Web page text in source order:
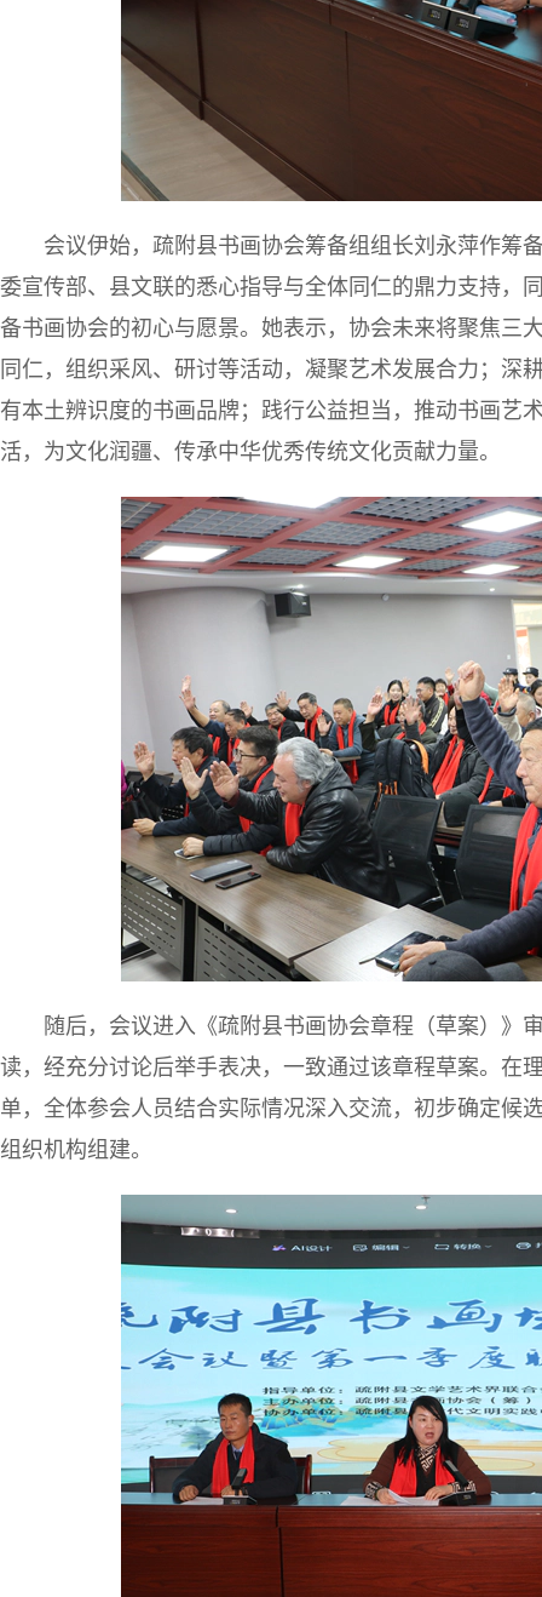
会议伊始，疏附县书画协会筹备组组长刘永萍作筹
委宣传部、县文联的悉心指导与全体同仁的鼎力支持，
备书画协会的初心与愿景。她表示，协会未来将聚焦三
同仁，组织采风、研讨等活动，凝聚艺术发展合力；深
有本土辨识度的书画品牌；践行公益担当，推动书画艺
活，为文化润疆、传承中华优秀传统文化贡献力量。
随后，会议进入《疏附县书画协会章程（草案）》
读，经充分讨论后举手表决，一致通过该章程草案。在
单，全体参会人员结合实际情况深入交流，初步确定候
组织机构组建。